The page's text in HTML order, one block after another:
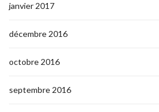
janvier 2017
décembre 2016
octobre 2016
septembre 2016